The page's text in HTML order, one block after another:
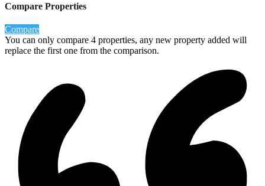
Compare Properties
Compare
You can only compare 4 properties, any new property added will
replace the first one from the comparison.